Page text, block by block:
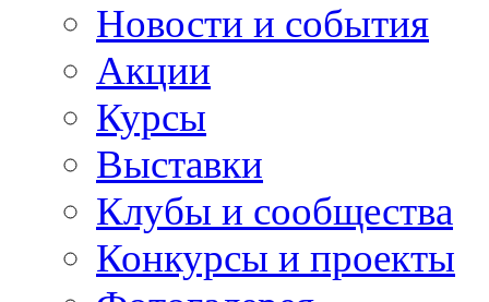
Новости и события
Акции
Курсы
Выставки
Клубы и сообщества
Конкурсы и проекты